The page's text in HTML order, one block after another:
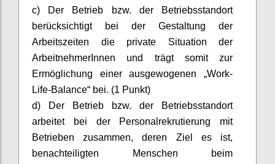
c) Der Betrieb bzw. der Betriebsstandort
berücksichtigt bei der Gestaltung der
Arbeitszeiten die private Situation der
ArbeitnehmerInnen und trägt somit zur
Ermöglichung einer ausgewogenen „Work-
Life-Balance“ bei. (1 Punkt)
d) Der Betrieb bzw. der Betriebsstandort
arbeitet bei der Personalrekrutierung mit
Betrieben zusammen, deren Ziel es ist,
benachteiligten Menschen beim